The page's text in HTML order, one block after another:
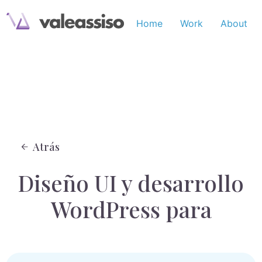
Home Work About
Atrás
Diseño UI y desarrollo
WordPress para